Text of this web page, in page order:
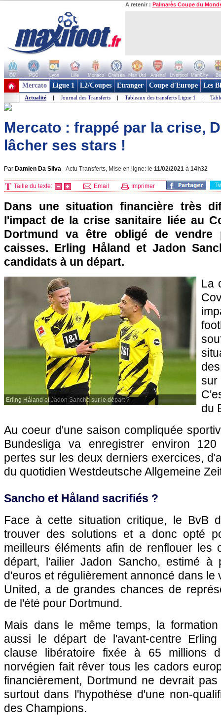
A retenir : Palmarès Coupe du
OM PSG Lyon Lille Monaco Chelsea Man Utd Arsenal Liverpool ManCity
+ de clubs
Mercato Ligue 1 L2/Coupes Etranger Coupe d'Europe Les
Actualité | Journal des Transferts | Tableaux des transferts Ligue 1 |
Mercato : frappé par la crise,
lâcher ses stars !
Par Damien Da Silva -Actu Transferts, Mise en ligne: le 11/02/2021 à 14h32
Taille du texte: Email Imprimer
Dans une situation financière très
l'impact de la crise sanitaire liée au
Dortmund va être obligé de vendre
caisses. Erling Håland et Jadon
candidats à un départ.
Erling Håland et Jadon Sancho sur le départ ?
La
du
Au coeur d'une saison compliquée
Bundesliga va enregistrer environ
pertes sur les deux derniers exercices,
du quotidien Westdeutsche Allgemeine
Sancho et Håland sacrifiés ?
Face à cette situation critique, le BvB
trouver des solutions et a donc opté
meilleurs éléments afin de renflouer les
départ, l'ailier Jadon Sancho, estimé à
d'euros et régulièrement annoncé dans le
United, a de grandes chances de
de l'été pour Dortmund.
Mais dans le même temps, la
aussi le départ de l'avant-centre
clause libératoire fixée à 65 millions
norvégien fait rêver tous les cadors
financièrement, Dortmund ne devrait
surtout dans l'hypothèse d'une non-
des Champions.